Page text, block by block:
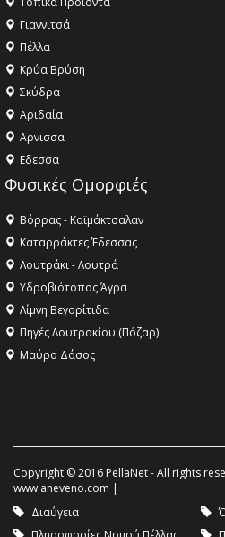
Γιαννιτσά
Πέλλα
Κρύα Βρύση
Σκύδρα
Αριδαία
Aρνισσα
Eδεσσα
Φυσικές Ομορφιές
Βόρρας - Καϊμάκτσαλαν
Καταρράκτες Έδεσσας
Λουτράκι - Λουτρά
Υδροβιότοπος Άγρα
Λίμνη Βεγορίτιδα
Πηγές Λουτρακίου (Πόζαρ)
Μαύρο Δάσος
Copyright © 2016 PellaNet - All rights
www.aneveno.com |
Διαύγεια